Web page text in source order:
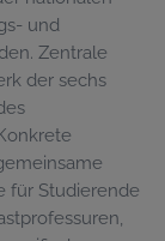
und
Zentrale
der sechs
für Studierende